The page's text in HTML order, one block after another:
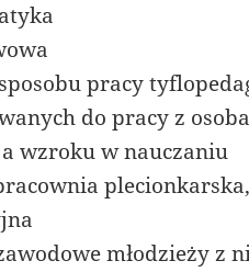
pracy
do pracy z
wzroku w nauczaniu
młodzieży z